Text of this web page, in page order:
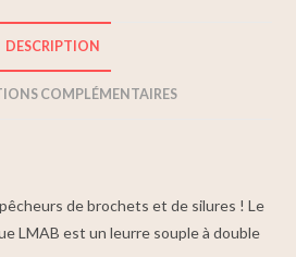
DESCRIPTION
COMPLÉMENTAIRES
de brochets et de silures ! Le
LMAB est un leurre souple à double